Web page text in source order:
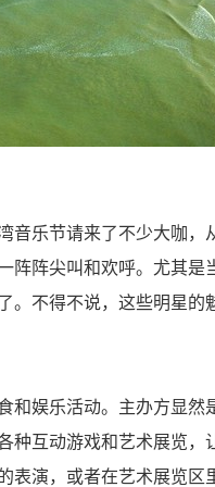
音乐节请来了不少大咖
阵尖叫和欢呼。尤其是
不得不说，这些明星的
娱乐活动。主办方显然
种互动游戏和艺术展览
表演，或者在艺术展览